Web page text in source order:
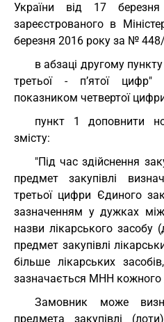
України від 17
зареєстрованого в
березня 2016 року за № 448/
в абзаці другому
третьої - п’ятої цифр"
показником четвертої
пункт 1 доповнити
змісту:
"Під час здійснення
предмет закупівлі
третьої цифри Єдиного
зазначенням у дужках
назви лікарського
предмет закупівлі
більше лікарських
зазначається МНН кожного
Замовник може
предмета закупівлі